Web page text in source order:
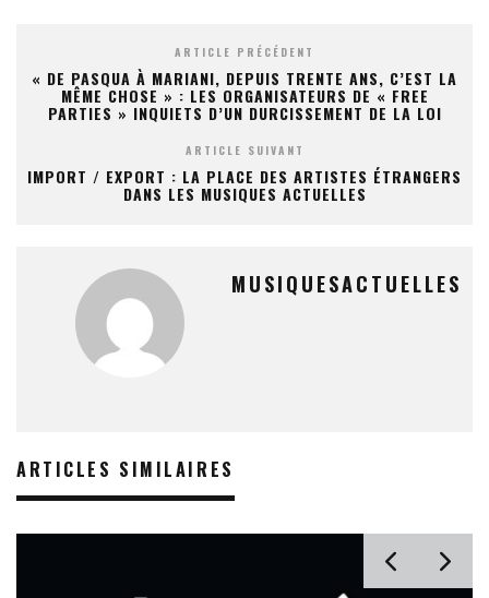
ARTICLE PRÉCÉDENT
« DE PASQUA À MARIANI, DEPUIS TRENTE ANS, C’EST LA
MÊME CHOSE » : LES ORGANISATEURS DE « FREE
PARTIES » INQUIETS D’UN DURCISSEMENT DE LA LOI
ARTICLE SUIVANT
IMPORT / EXPORT : LA PLACE DES ARTISTES ÉTRANGERS
DANS LES MUSIQUES ACTUELLES
MUSIQUESACTUELLES
ARTICLES SIMILAIRES